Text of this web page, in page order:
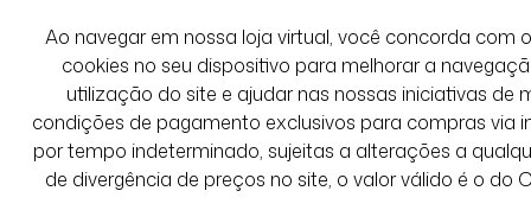
Ao navegar em nossa loja virtual, você concorda com
cookies no seu dispositivo para melhorar a
utilização do site e ajudar nas nossas iniciativas de
condições de pagamento exclusivos para compras via
por tempo indeterminado, sujeitas a alterações a
de divergência de preços no site, o valor válido é o do